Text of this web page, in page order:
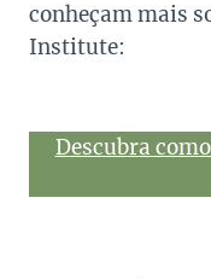
conheçam mais
Institute:
Descubra